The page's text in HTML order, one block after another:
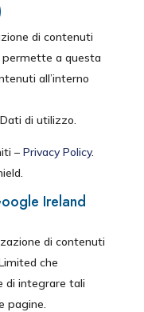
di contenuti
permette a questa
all’interno
di utilizzo.
– Privacy Policy.
Ireland
di contenuti
che
di integrare tali
pagine.